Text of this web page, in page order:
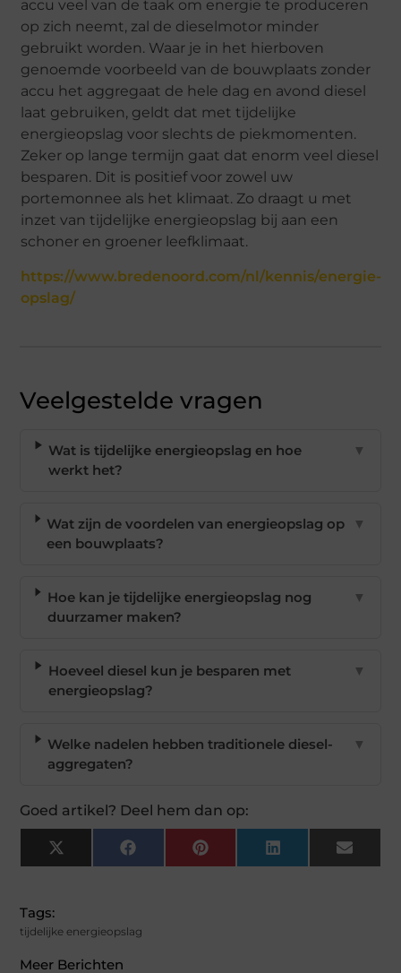
accu veel van de taak om energie te produceren
op zich neemt, zal de dieselmotor minder
gebruikt worden. Waar je in het hierboven
genoemde voorbeeld van de bouwplaats zonder
accu het aggregaat de hele dag en avond diesel
laat gebruiken, geldt dat met tijdelijke
energieopslag voor slechts de piekmomenten.
Zeker op lange termijn gaat dat enorm veel diesel
besparen. Dit is positief voor zowel uw
portemonnee als het klimaat. Zo draagt u met
inzet van tijdelijke energieopslag bij aan een
schoner en groener leefklimaat.
https://www.bredenoord.com/nl/kennis/energie-
opslag/
Veelgestelde vragen
Wat is tijdelijke energieopslag en hoe
werkt het?
▼
Wat zijn de voordelen van energieopslag op
een bouwplaats?
▼
Hoe kan je tijdelijke energieopslag nog
duurzamer maken?
▼
Hoeveel diesel kun je besparen met
energieopslag?
▼
Welke nadelen hebben traditionele diesel-
aggregaten?
▼
Goed artikel? Deel hem dan op:
X
(Twitter)
FacebookPinterest LinkedIn Email
Tags:
tijdelijke energieopslag
Meer Berichten